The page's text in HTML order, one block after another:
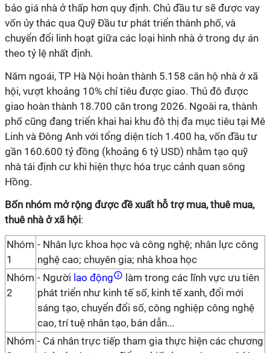
bảo giá nhà ở thấp hơn quy định. Chủ đầu tư sẽ được vay
vốn ủy thác qua Quỹ Đầu tư phát triển thành phố, và
chuyển đổi linh hoạt giữa các loại hình nhà ở trong dự án
theo tỷ lệ nhất định.
Năm ngoái, TP Hà Nội hoàn thành 5.158 căn hộ nhà ở xã
hội, vượt khoảng 10% chỉ tiêu được giao. Thủ đô được
giao hoàn thành 18.700 căn trong 2026. Ngoài ra, thành
phố cũng đang triển khai hai khu đô thị đa mục tiêu tại Mê
Linh và Đông Anh với tổng diện tích 1.400 ha, vốn đầu tư
gần 160.600 tỷ đồng (khoảng 6 tỷ USD) nhằm tạo quỹ
nhà tái định cư khi hiện thực hóa trục cảnh quan sông
Hồng.
Bốn nhóm mở rộng được đề xuất hỗ trợ mua, thuê mua,
thuê nhà ở xã hội:
Nhóm
1
- Nhân lực khoa học và công nghệ; nhân lực công
nghệ cao; chuyên gia; nhà khoa học
Nhóm
2
- Người lao động
làm trong các lĩnh vực ưu tiên
phát triển như kinh tế số, kinh tế xanh, đổi mới
sáng tạo, chuyển đổi số, công nghiệp công nghệ
cao, trí tuệ nhân tạo, bán dẫn...
Nhóm - Cá nhân trực tiếp tham gia thực hiện các chương